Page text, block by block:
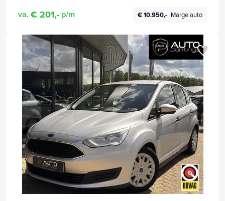
va. € 201,- p/m € 10.950,- Marge auto